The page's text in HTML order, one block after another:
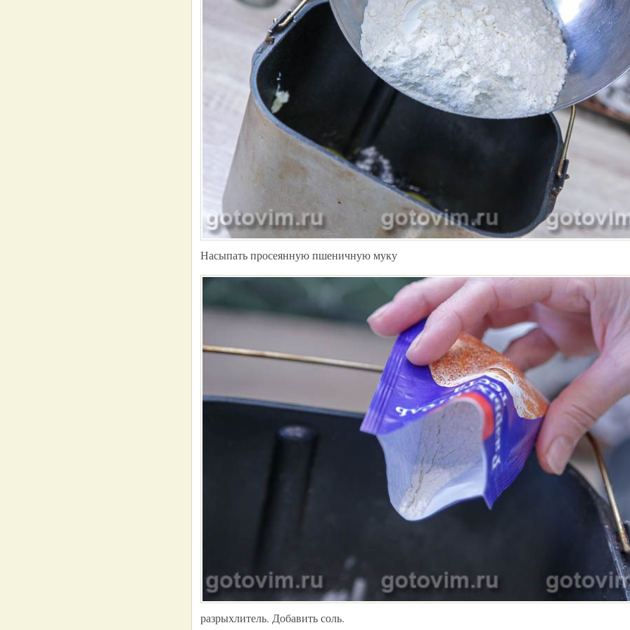
Насыпать просеянную пшеничную муку
разрыхлитель. Добавить соль.